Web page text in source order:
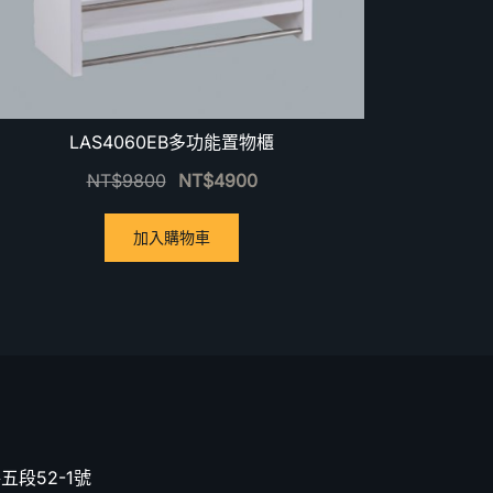
LAS4060EB多功能置物櫃
NT$9800 NT$4900
加入購物車
段52-1號